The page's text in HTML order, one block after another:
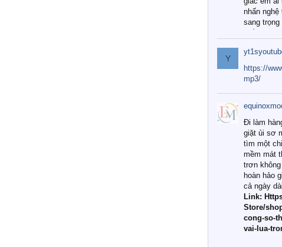
nhấn nghệ
sang
Tuy nhiên,
với vô vàn
như hiện
được
cấp thực
khí hậu và
đình? Hãy
giải đáp
1. Tại
chuộng
Khác với
thường,
cao cấp
nghiêm
liệu tự
nhuộm
Y
https://
mp3/
Đi làm
giặt ủi sơ
tìm một
mềm mát
trơn
hoàn hảo
cả ngày
Link:
Store/
cong-so-
vai-lua-